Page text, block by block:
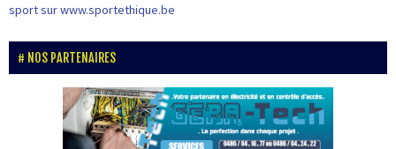
sport sur www.sportethique.be
NOS PARTENAIRES